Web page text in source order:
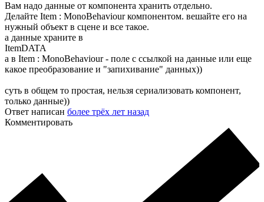
Вам надо данные от компонента хранить отдельно.
Делайте Item : MonoBehaviour компонентом. вешайте его на
нужный объект в сцене и все такое.
а данные храните в
ItemDATA
а в Item : MonoBehaviour - поле с ссылкой на данные или еще
какое преобразование и "запихивание" данных))
суть в общем то простая, нельзя сериализовать компонент,
только данные))
Ответ написан более трёх лет назад
Комментировать